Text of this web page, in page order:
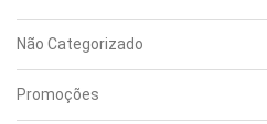
Não Categorizado
Promoções